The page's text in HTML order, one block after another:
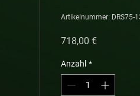
Artikelnummer: DRS75-
718,00 €Preis
Anzahl *